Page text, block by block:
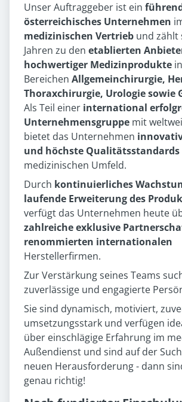
Unser Auftraggeber ist ein
österreichisches Unternehmen
medizinischen Vertrieb und zählt
Jahren zu den etablierten
hochwertiger Medizinprodukte
Bereichen Allgemeinchirurgie,
Thoraxchirurgie, Urologie sowie
Als Teil einer international
Unternehmensgruppe mit
bietet das Unternehmen
und höchste Qualitätsstandards
medizinischen Umfeld.
Durch kontinuierliches
laufende Erweiterung des
verfügt das Unternehmen heute
zahlreiche exklusive
renommierten internationalen
Herstellerfirmen.
Zur Verstärkung seines Teams
zuverlässige und engagierte
Sie sind dynamisch, motiviert,
umsetzungsstark und verfügen
über einschlägige Erfahrung im
Außendienst und sind auf der
neuen Herausforderung - dann
genau richtig!